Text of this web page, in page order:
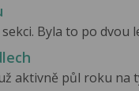
Byla to po dvou
aktivně půl roku na